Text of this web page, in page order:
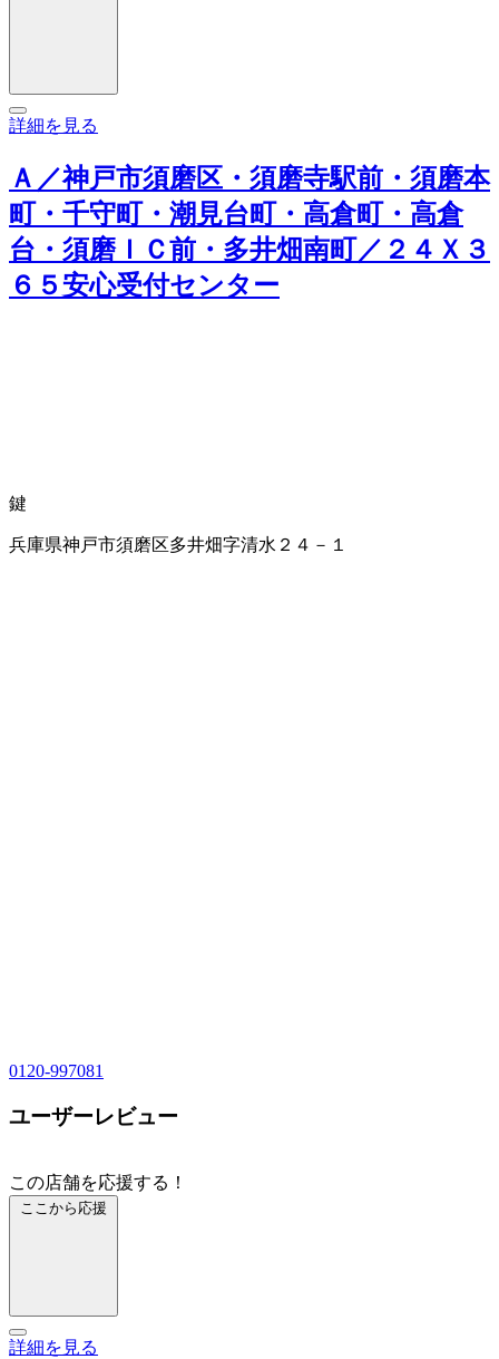
詳細を見る
Ａ／神戸市須磨区・須磨寺駅前・須磨本
町・千守町・潮見台町・高倉町・高倉
台・須磨ＩＣ前・多井畑南町／２４Ｘ３
６５安心受付センター
鍵
兵庫県神戸市須磨区多井畑字清水２４－１
0120-997081
ユーザーレビュー
この店舗を応援する！
ここから応援
詳細を見る